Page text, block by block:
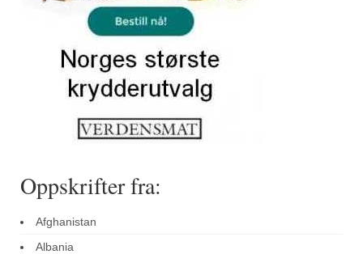
Tapaskrydder
Tomatflak
Om oss
Nettbutikk
Oppskrifter fra:
Afghanistan
Albania